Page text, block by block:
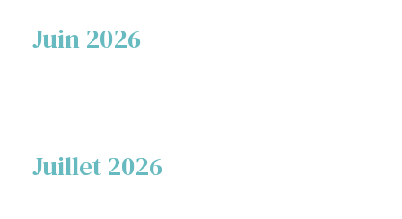
Juin 2026
Juillet 2026